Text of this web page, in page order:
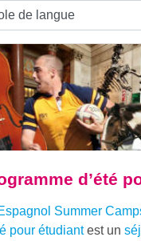
d’été
Summer
pour étudiantest un